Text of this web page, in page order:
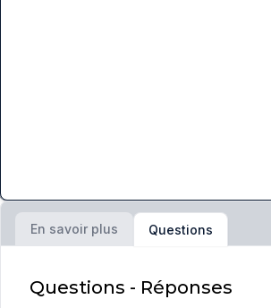
En savoir plus Questions
Questions - Réponses